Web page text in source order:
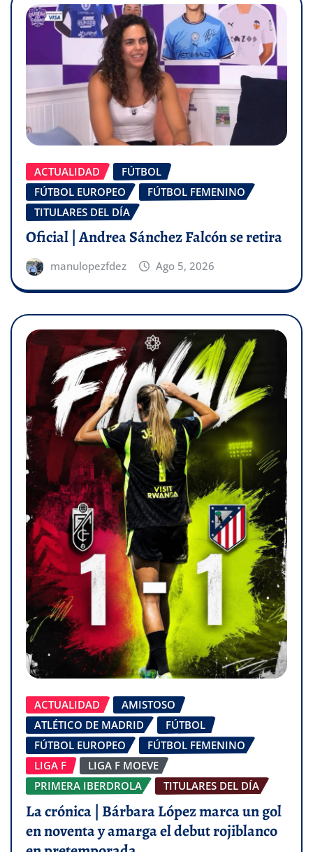
ACTUALIDAD
FÚTBOL
FÚTBOL EUROPEO
FÚTBOL FEMENINO
TITULARES DEL DÍA
Oficial | Andrea Sánchez Falcón se retira
manulopezfdez Ago 5, 2026
ACTUALIDAD
AMISTOSO
ATLÉTICO DE MADRID
FÚTBOL
FÚTBOL EUROPEO
FÚTBOL FEMENINO
LIGA F
LIGA F MOEVE
PRIMERA IBERDROLA
TITULARES DEL DÍA
La crónica | Bárbara López marca un gol
en noventa y amarga el debut rojiblanco